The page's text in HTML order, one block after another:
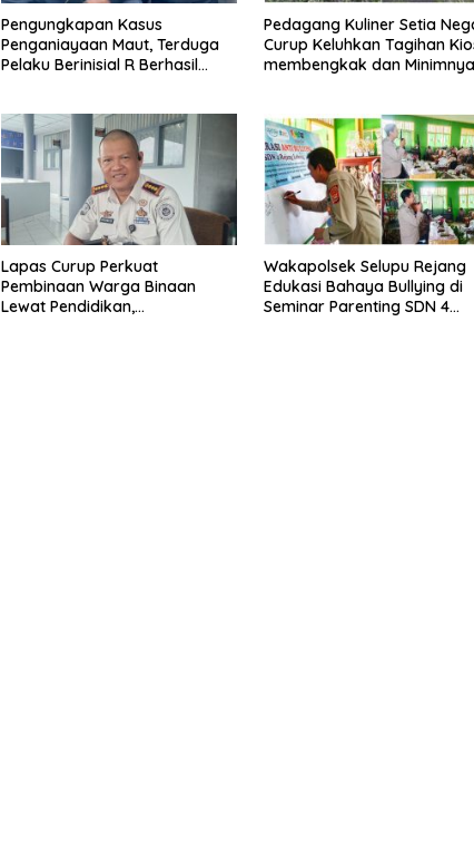
Pengungkapan Kasus
Penganiayaan Maut, Terduga
Pelaku Berinisial R Berhasil
Pedagang Kuliner Setia
Curup Keluhkan Tagihan
membengkak dan Minimnya
Lapas Curup Perkuat
Pembinaan Warga Binaan
Lewat Pendidikan,
Wakapolsek Selupu Rejang
Edukasi Bahaya Bullying di
Seminar Parenting SDN 4